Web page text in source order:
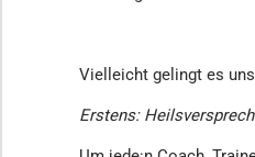
Vielleicht gelingt es
Erstens: